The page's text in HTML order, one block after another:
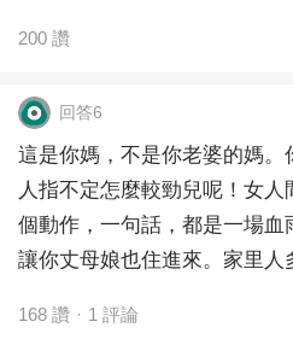
200 讚
回答6
這是你媽，不是你老婆的媽
人指不定怎麼較勁兒呢！女
個動作，一句話，都是一場血
讓你丈母娘也住進來。家里
168 讚 · 1 評論